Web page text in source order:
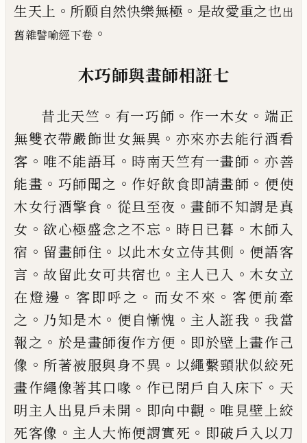
生天上 。 所願自然快樂無極 。 是故愛重之也出
舊雜譬喻經下卷 。
木巧師與畫師相誑七
昔北天竺 。 有一巧師 。 作一木女 。 端正
無雙衣帶嚴飾世女無異 。 亦來亦去能行酒看
客 。 唯不能語耳 。 時南天竺有一畫師 。亦善
能畫 。 巧師聞之 。 作好飲食即請畫師 。 便使
木女行酒擎食 。 從旦至夜 。畫師不知謂是真
女 。欲心極盛念之不忘 。 時日 已暮 。木師入
宿 。 留畫師住 。 以此木女立侍其側 。 便語客
言 。故留此女可共宿也 。 主人已入 。木女立
在燈邊 。 客即呼之 。 而女不來 。 客便前牽
之 。 乃知是木 。 便自慚愧 。 主人誑我 。 我當
報之 。 於是畫師復作方便 。 即於壁上畫作己
像 。 所著被服與身不異 。 以繩繫頸狀似絞死
畫作繩像著其口喙 。 作已閉戶自入床下 。 天
明主人出見戶未開 。 即向中觀 。 唯見壁上絞
死客像 。 主人大怖便謂實死 。 即破戶入以刀